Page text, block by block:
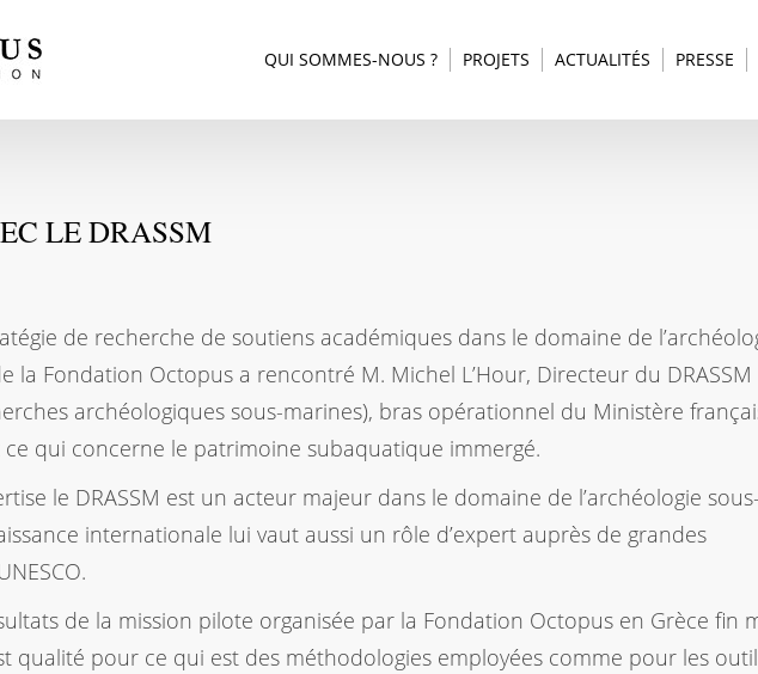
QUI SOMMES-NOUS ? PROJETS ACTUALITÉS PRESSE
LE DRASSM
de recherche de soutiens académiques dans le domaine de
la Fondation Octopus a rencontré M. Michel L’Hour, Directeur du DRASSM
archéologiques sous-marines), bras opérationnel du Ministère
qui concerne le patrimoine subaquatique immergé.
le DRASSM est un acteur majeur dans le domaine de l’archéologie sous-
internationale lui vaut aussi un rôle d’expert auprès de grandes
de la mission pilote organisée par la Fondation Octopus en Grèce fin
qualité pour ce qui est des méthodologies employées comme pour les